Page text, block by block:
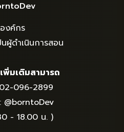
งค์กร
นผู้ดำเนินการสอน
พิ่มเติมสามารถ
02-096-2899
@borntoDev
- 18.00 น. )